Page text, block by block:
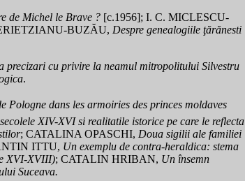
de Michel le Brave ? [c.1956]; I. C. MICLESCU-
BUZĂU, Despre genealogiile ţărănesti
precizari cu privire la neamul mitropolitului Silvestru
.
Pologne dans les armoiries des princes moldaves
XIV-XVI si realitatile istorice pe care le reflecta
; CATALINA OPASCHI, Doua sigilii ale familiei
ITTU, Un exemplu de contra-heraldica: stema
XVI-XVIII); CATALIN HRIBAN, Un însemn
Suceava.